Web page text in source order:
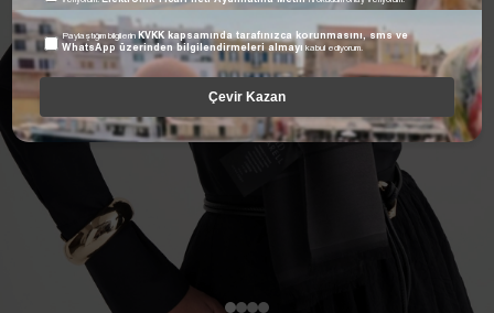
Paylaştığım bilgilerin KVKK kapsamında tarafınızca korunmasını, sms ve
WhatsApp üzerinden bilgilendirmeleri almayı
kabul ediyorum.
Çevir Kazan